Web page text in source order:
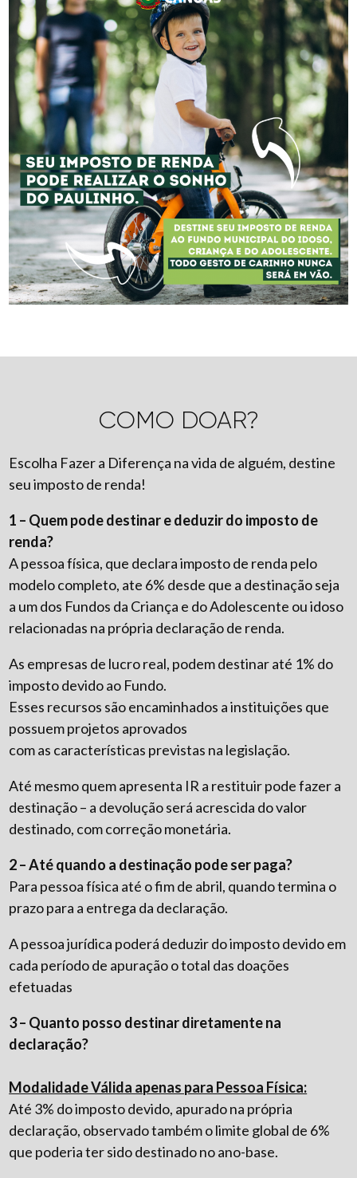
COMO DOAR?
Escolha Fazer a Diferença na vida de alguém, destine
seu imposto de renda!
1 – Quem pode destinar e deduzir do imposto de
renda?
A pessoa física, que declara imposto de renda pelo
modelo completo, ate 6% desde que a destinação seja
a um dos Fundos da Criança e do Adolescente ou idoso
relacionadas na própria declaração de renda.
As empresas de lucro real, podem destinar até 1% do
imposto devido ao Fundo.
Esses recursos são encaminhados a instituições que
possuem projetos aprovados
com as características previstas na legislação.
Até mesmo quem apresenta IR a restituir pode fazer a
destinação – a devolução será acrescida do valor
destinado, com correção monetária.
2 – Até quando a destinação pode ser paga?
Para pessoa física até o fim de abril, quando termina o
prazo para a entrega da declaração.
A pessoa jurídica poderá deduzir do imposto devido em
cada período de apuração o total das doações
efetuadas
3 – Quanto posso destinar diretamente na
declaração?
Modalidade Válida apenas para Pessoa Física:
Até 3% do imposto devido, apurado na própria
declaração, observado também o limite global de 6%
que poderia ter sido destinado no ano-base.